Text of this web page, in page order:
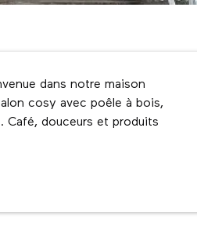
dans notre maison
cosy avec poêle à bois,
Café, douceurs et produits